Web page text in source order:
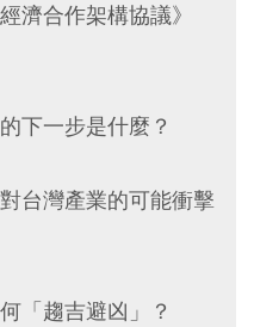
濟合作架構協議》
下一步是什麼？
台灣產業的可能衝擊
「趨吉避凶」？